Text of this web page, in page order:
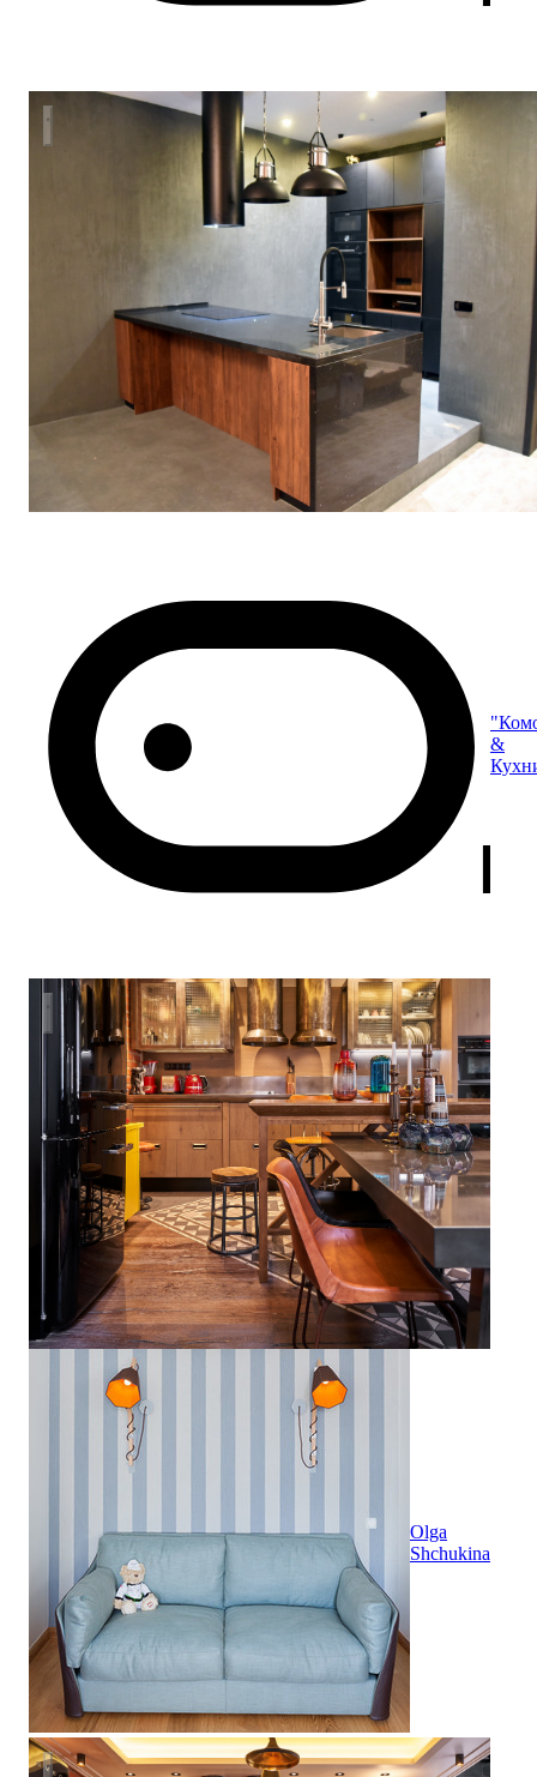
Кухня "MODERN" с островом
&
The Loft
Olga
Shchukina
The Loft